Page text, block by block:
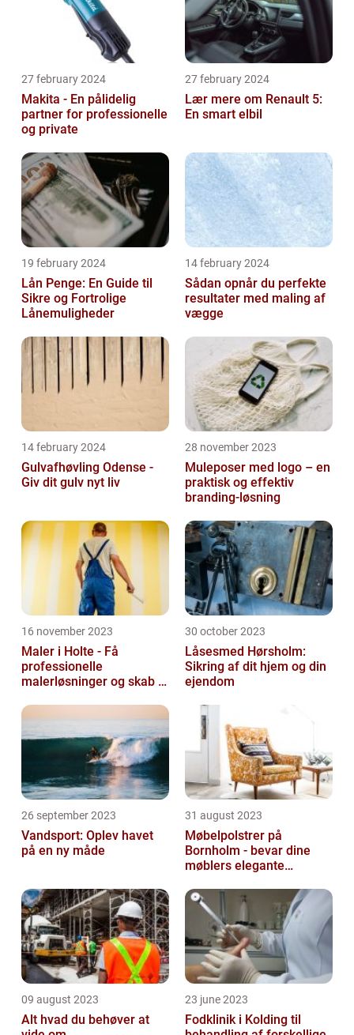
27 february 2024
Makita - En pålidelig
partner for professionelle
og private
27 february 2024
Lær mere om Renault 5:
En smart elbil
19 february 2024
Lån Penge: En Guide til
Sikre og Fortrolige
Lånemuligheder
14 february 2024
Sådan opnår du perfekte
resultater med maling af
vægge
14 february 2024
Gulvafhøvling Odense -
Giv dit gulv nyt liv
28 november 2023
Muleposer med logo – en
praktisk og effektiv
branding-løsning
16 november 2023
Maler i Holte - Få
professionelle
malerløsninger og skab et
30 october 2023
Låsesmed Hørsholm:
Sikring af dit hjem og din
ejendom
26 september 2023
Vandsport: Oplev havet
på en ny måde
31 august 2023
Møbelpolstrer på
Bornholm - bevar dine
møblers elegante
09 august 2023
Alt hvad du behøver at
23 june 2023
Fodklinik i Kolding til